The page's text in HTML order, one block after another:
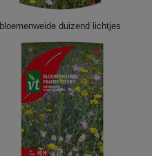
bloemenweide duizend lichtjes